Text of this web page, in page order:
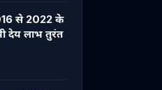
से 2022 के
देय लाभ तुरंत